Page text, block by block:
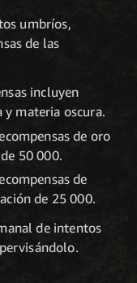
umbríos,
de las
incluyen
y materia oscura.
de oro
50 000.
de
de 25 000.
de intentos